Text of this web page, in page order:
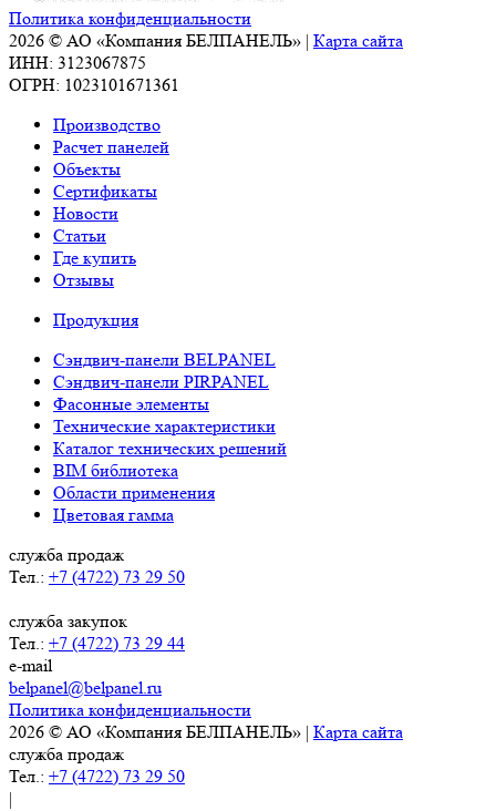
Политика конфиденциальности
2026 © АО «Компания БЕЛПАНЕЛЬ» | Карта сайта
ИНН: 3123067875
ОГРН: 1023101671361
Производство
Расчет панелей
Объекты
Сертификаты
Новости
Статьи
Где купить
Отзывы
Продукция
Сэндвич-панели BELPANEL
Сэндвич-панели PIRPANEL
Фасонные элементы
Технические характеристики
Каталог технических решений
BIM библиотека
Области применения
Цветовая гамма
служба продаж
Тел.: +7 (4722) 73 29 50
служба закупок
Тел.: +7 (4722) 73 29 44
e-mail
belpanel@belpanel.ru
Политика конфиденциальности
2026 © АО «Компания БЕЛПАНЕЛЬ» | Карта сайта
служба продаж
Тел.: +7 (4722) 73 29 50
|